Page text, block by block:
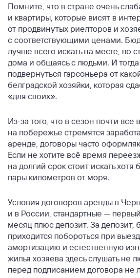
Помните, что в стране очень
и квартиры, которые висят в
от продвинутых риелторов и
с соответствующими ценами.
лучше всего искать на месте, по
дома и общаясь с людьми. И
подвернуться гарсоньера от
белградской хозяйки, которая
«для своих».
Из-за того, что в сезон почти все
на побережье стремятся
аренде, договоры часто
Если не хотите всё время
на долгий срок стоит искать хотя
пары километров от моря.
Условия договоров аренды в
и в России, стандартные —
месяц плюс депозит. За депозит,
приходится побороться при
амортизацию и естественную
жилья хозяева здесь слушать не
перед подписанием договора не